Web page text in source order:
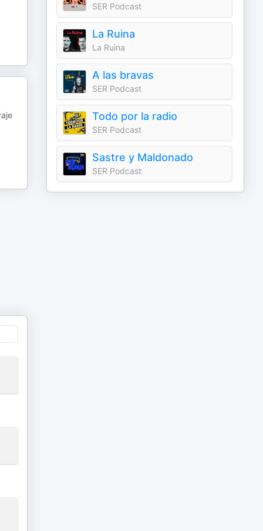
SER Podcast
La Ruina
La Ruina
A las bravas
SER Podcast
Todo por la radio
SER Podcast
Sastre y Maldonado
SER Podcast